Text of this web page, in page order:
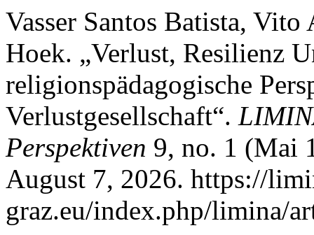
Vasser Santos Batista,
Hoek. „Verlust, Resilienz
religionspädagogische
Verlustgesellschaft“.
Perspektiven 9, no. 1 (Mai
August 7, 2026. https://
graz.eu/index.php/limina/